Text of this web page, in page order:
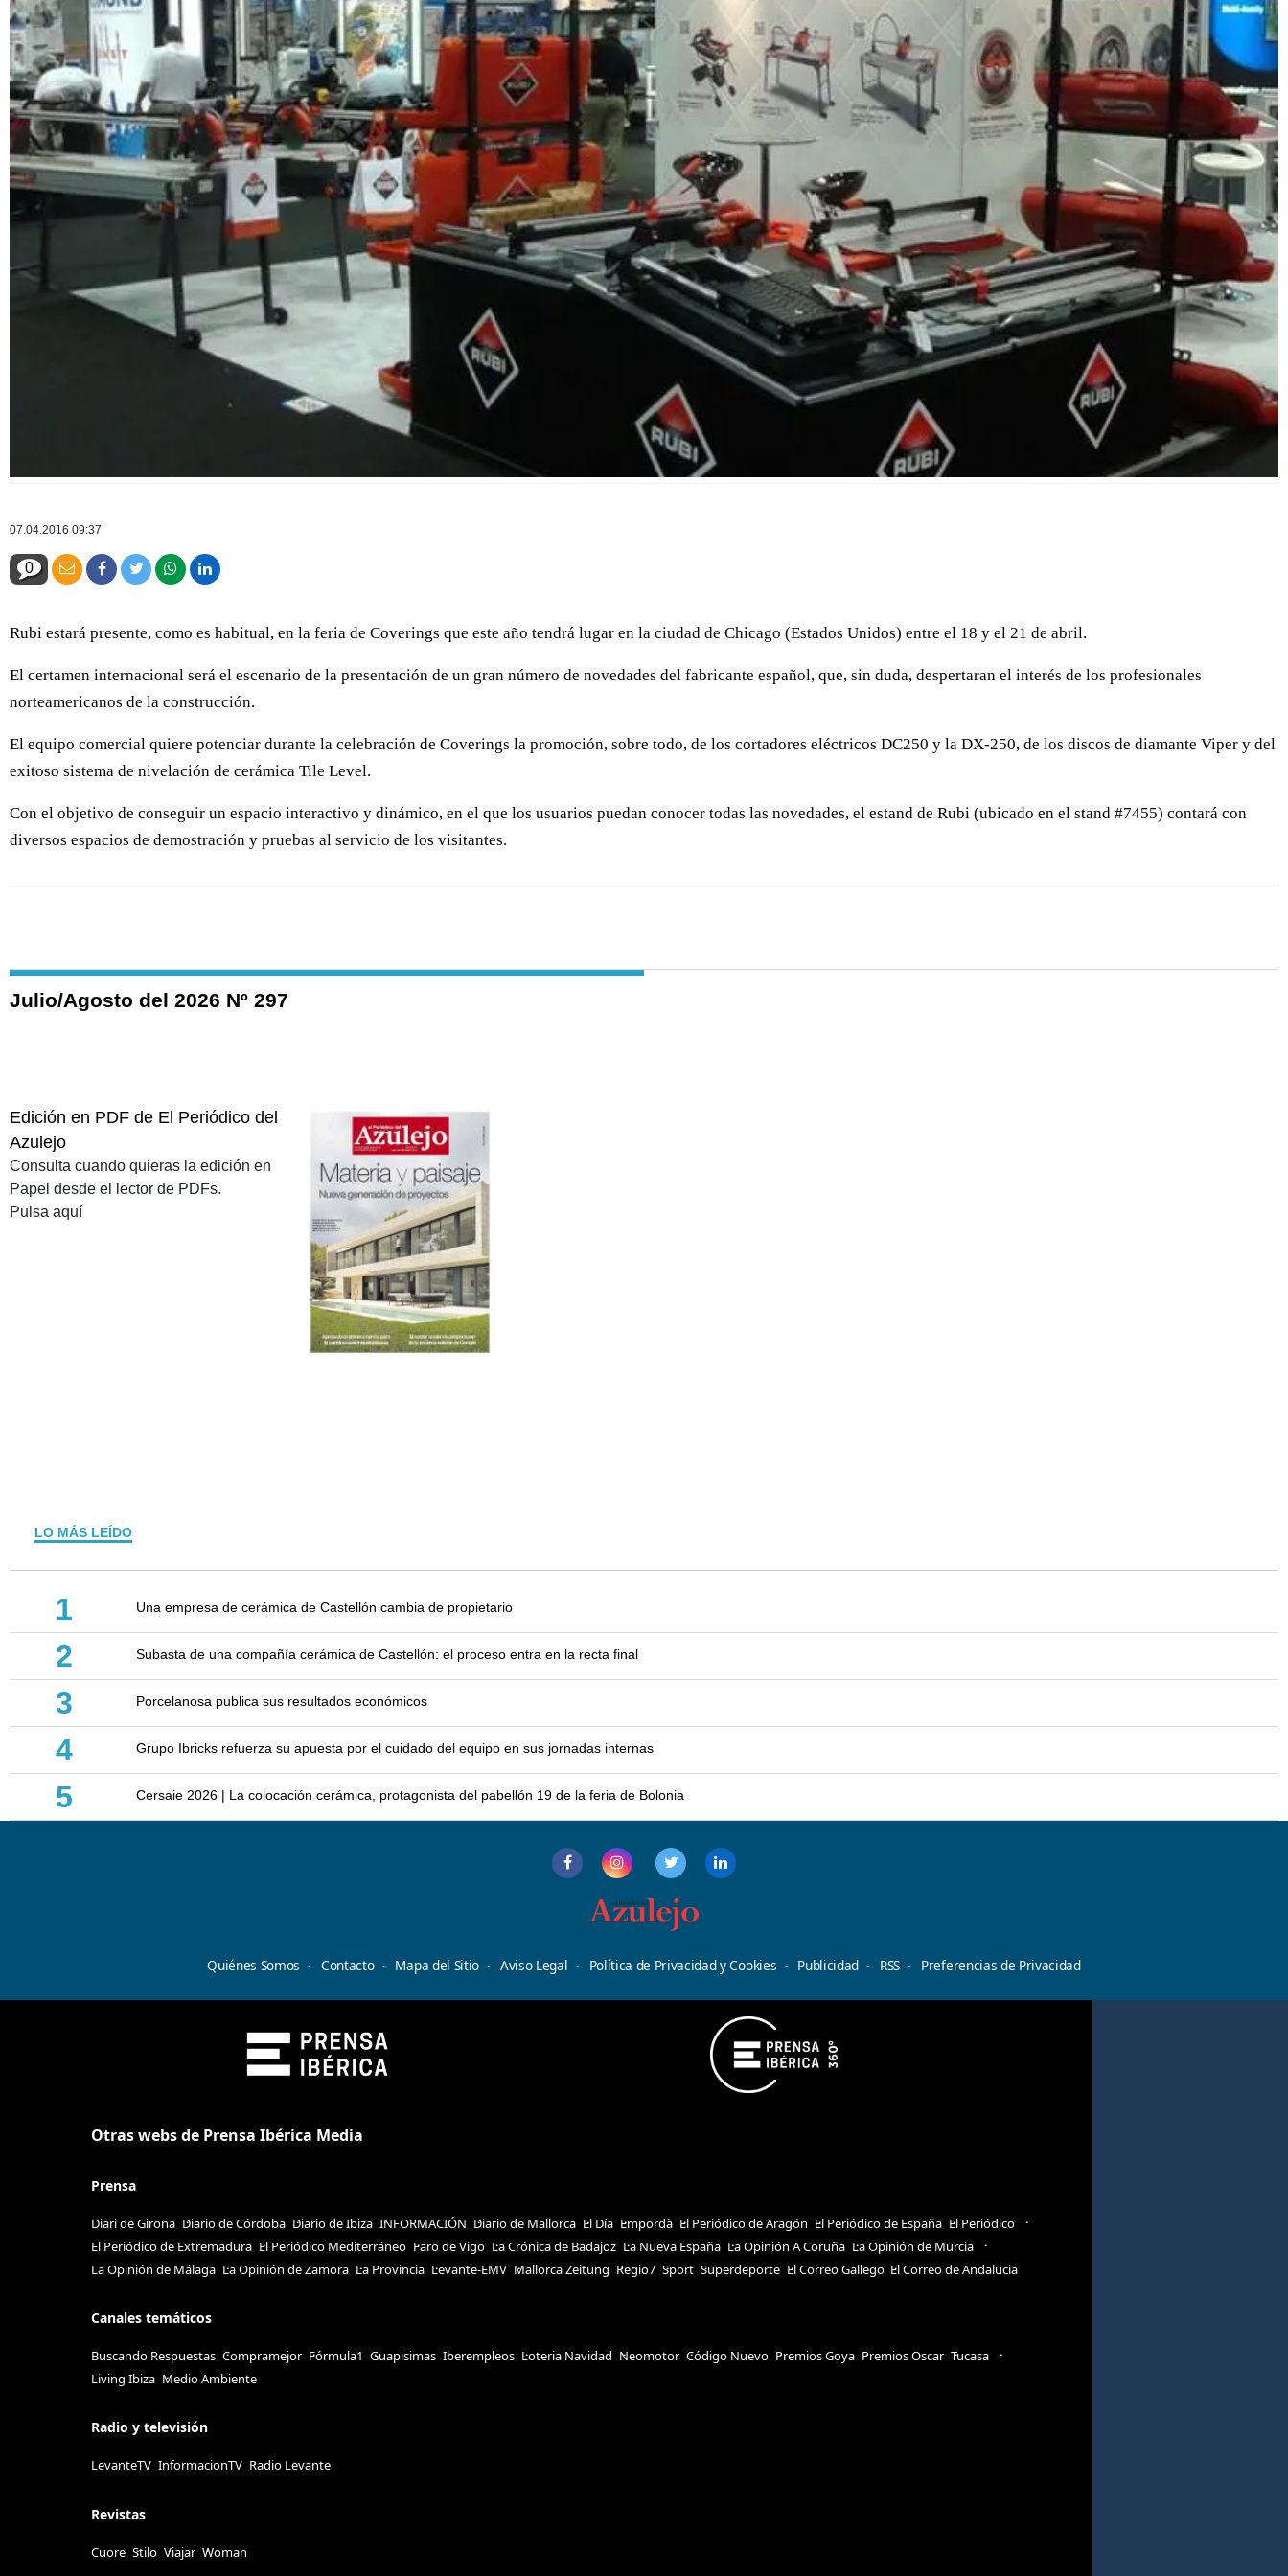
07.04.2016 09:37
0
Rubi estará presente, como es habitual, en la feria de Coverings que este año tendrá lugar en la ciudad de Chicago (Estados Unidos) entre el 18 y el 21 de abril.
El certamen internacional será el escenario de la presentación de un gran número de novedades del fabricante español, que, sin duda, despertaran el interés de los profesionales
norteamericanos de la construcción.
El equipo comercial quiere potenciar durante la celebración de Coverings la promoción, sobre todo, de los cortadores eléctricos DC250 y la DX-250, de los discos de diamante Viper y del
exitoso sistema de nivelación de cerámica Tile Level.
Con el objetivo de conseguir un espacio interactivo y dinámico, en el que los usuarios puedan conocer todas las novedades, el estand de Rubi (ubicado en el stand #7455) contará con
diversos espacios de demostración y pruebas al servicio de los visitantes.
Julio/Agosto del 2026 Nº 297
Edición en PDF de El Periódico del
Azulejo
Consulta cuando quieras la edición en
Papel desde el lector de PDFs.
Pulsa aquí
LO MÁS LEÍDO
1 Una empresa de cerámica de Castellón cambia de propietario
2 Subasta de una compañía cerámica de Castellón: el proceso entra en la recta final
3 Porcelanosa publica sus resultados económicos
4 Grupo Ibricks refuerza su apuesta por el cuidado del equipo en sus jornadas internas
5 Cersaie 2026 | La colocación cerámica, protagonista del pabellón 19 de la feria de Bolonia
Quiénes Somos Contacto Mapa del Sitio Aviso Legal Política de Privacidad y Cookies Publicidad RSS Preferencias de Privacidad
Otras webs de Prensa Ibérica Media
Prensa
Diari de Girona Diario de Córdoba Diario de Ibiza INFORMACIÓN Diario de Mallorca El Día Empordà El Periódico de Aragón El Periódico de España El Periódico
El Periódico de Extremadura El Periódico Mediterráneo Faro de Vigo La Crónica de Badajoz La Nueva España La Opinión A Coruña La Opinión de Murcia
La Opinión de Málaga La Opinión de Zamora La Provincia Levante-EMV Mallorca Zeitung Regio7 Sport Superdeporte El Correo Gallego El Correo de Andalucia
Canales temáticos
Buscando Respuestas Compramejor Fórmula1 Guapisimas Iberempleos Loteria Navidad Neomotor Código Nuevo Premios Goya Premios Oscar Tucasa
Living Ibiza Medio Ambiente
Radio y televisión
LevanteTV InformacionTV Radio Levante
Revistas
Cuore Stilo Viajar Woman